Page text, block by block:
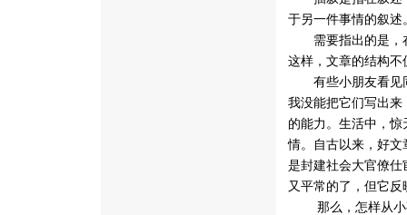
于另一件事情的叙述
需要指出的是，在
这样，文章的结构
有些小朋友看见同
我没能把它们写出来
的能力。生活中，
情。自古以来，好
是封建社会大官僚
又平常的了，但它
 那么，怎样从